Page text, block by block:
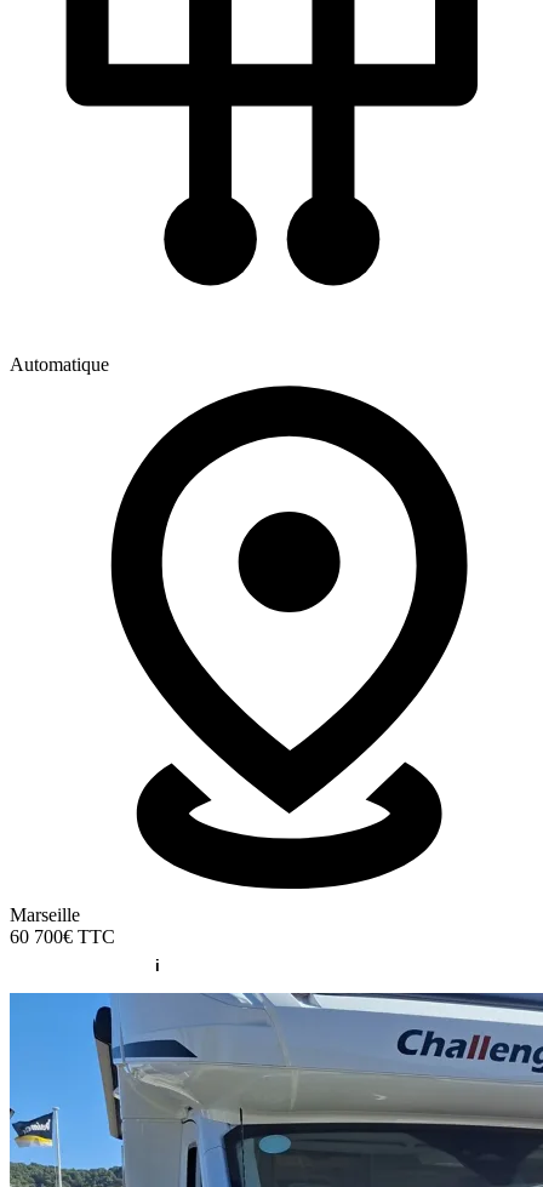
Automatique
Marseille
60 700€ TTC